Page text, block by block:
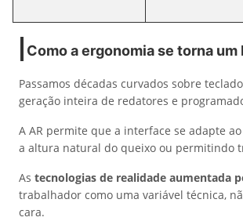
Como a ergonomia se torna
Passamos décadas curvados sobre
geração inteira de redatores e
A AR permite que a interface se adapte
a altura natural do queixo ou permitindo
As tecnologias de realidade aumentada
trabalhador como uma variável técnica,
cara.